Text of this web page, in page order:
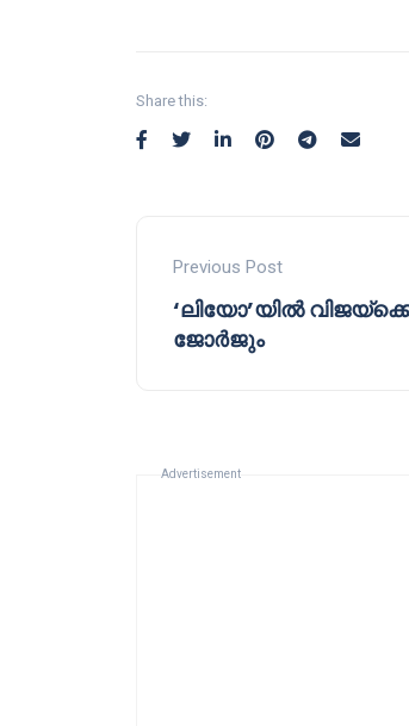
Share this:
Previous Post
‘ലിയോ’യിൽ
ജോർജും
Advertisement